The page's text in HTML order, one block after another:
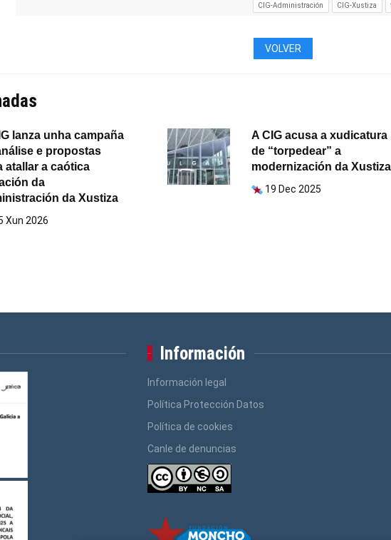
CIG-Administración CIG-Xustiza
VOLVER
lanza unha campaña
e propostas
atallar a caótica
da
da Xustiza
Xun 2026
A CIG acusa a xudicatura
de “torpedear” a
modernización da Xustiza
19 Dec 2025
Información
Información legal
Política Protección Datos
Política de cookies
Canle de denuncias